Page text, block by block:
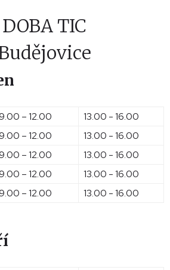
TIC
– 12.00
13.00 - 16.00
– 12.00
13.00 - 16.00
– 12.00
13.00 - 16.00
– 12.00
13.00 - 16.00
– 12.00 13.00 - 16.00